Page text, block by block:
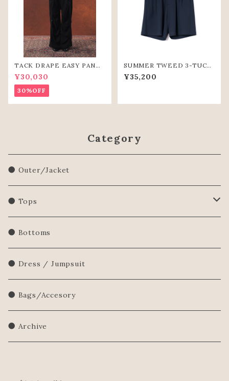
TACK DRAPE EASY PANTS
(BLK)
¥30,030
30%OFF
SUMMER TWEED 3-TUCK
SHORTS (BLK)
¥35,200
Category
● Outer/Jacket
● Tops
Shirts/Blouse
Sweatershirt
Sweater
● Bottoms
● Dress / Jumpsuit
● Bags/Accesory
● Archive